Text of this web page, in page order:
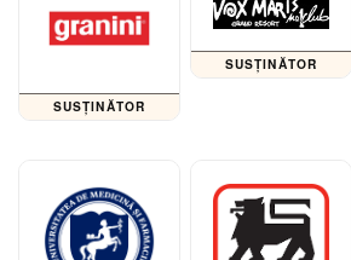
SUSȚINĂTOR
SUSȚINĂTOR